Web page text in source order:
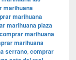
marihuana
marihuana
marihuana plaza
comprar marihuana
marihuana
serrano, comprar